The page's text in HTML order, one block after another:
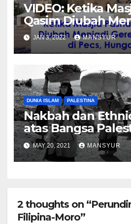
VIDEO: Ketika
Qasim Diubah
Katolik di Pecs,
JAN 3, 2022 MANSYUR
DUNIA ISLAM PALESTINA
Nakbah dan
atas Bangsa
MAY 20, 2021 MANSYUR
2 thoughts on
Filipina-Moro”